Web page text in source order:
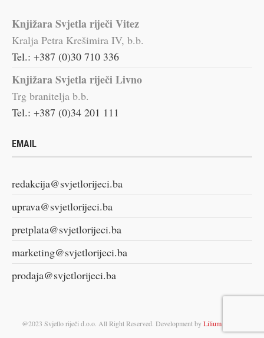
Knjižara Svjetla riječi Vitez
Kralja Petra Krešimira IV, b.b.
Tel.: +387 (0)30 710 336
Knjižara Svjetla riječi Livno
Trg branitelja b.b.
Tel.: +387 (0)34 201 111
EMAIL
redakcija@svjetlorijeci.ba
uprava@svjetlorijeci.ba
pretplata@svjetlorijeci.ba
marketing@svjetlorijeci.ba
prodaja@svjetlorijeci.ba
@2023 Svjetlo riječi d.o.o. All Right Reserved. Development byLilium Digital